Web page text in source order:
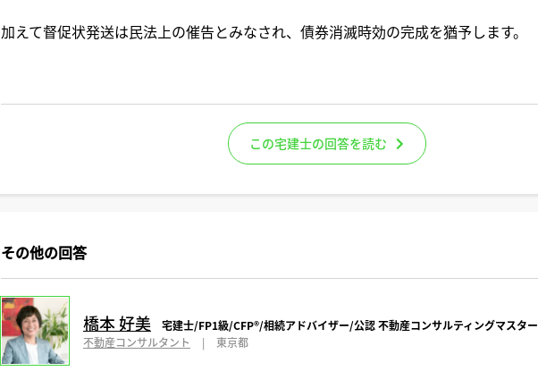
加えて督促状発送は民法上の催告とみなされ、債券消滅時効の完成を猶予します。
この宅建士の回答を読む
その他の回答
橋本 好美
宅建士/FP1級/CFP®️/相続アドバイザー/公認 不動産コンサルティングマスター
不動産コンサルタント
| 東京都